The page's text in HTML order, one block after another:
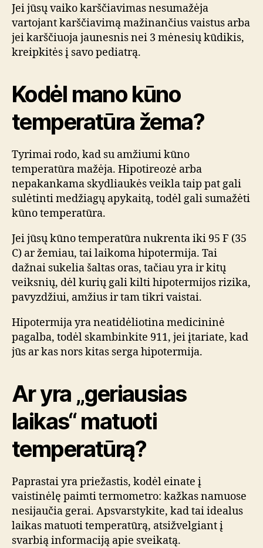
Jei jūsų vaiko karščiavimas nesumažėja
vartojant karščiavimą mažinančius vaistus arba
jei karščiuoja jaunesnis nei 3 mėnesių kūdikis,
kreipkitės į savo pediatrą.
Kodėl mano kūno
temperatūra žema?
Tyrimai rodo, kad su amžiumi kūno
temperatūra mažėja. Hipotireozė arba
nepakankama skydliaukės veikla taip pat gali
sulėtinti medžiagų apykaitą, todėl gali sumažėti
kūno temperatūra.
Jei jūsų kūno temperatūra nukrenta iki 95 F (35
C) ar žemiau, tai laikoma hipotermija. Tai
dažnai sukelia šaltas oras, tačiau yra ir kitų
veiksnių, dėl kurių gali kilti hipotermijos rizika,
pavyzdžiui, amžius ir tam tikri vaistai.
Hipotermija yra neatidėliotina medicininė
pagalba, todėl skambinkite 911, jei įtariate, kad
jūs ar kas nors kitas serga hipotermija.
Ar yra „geriausias
laikas“ matuoti
temperatūrą?
Paprastai yra priežastis, kodėl einate į
vaistinėlę paimti termometro: kažkas namuose
nesijaučia gerai. Apsvarstykite, kad tai idealus
laikas matuoti temperatūrą, atsižvelgiant į
svarbią informaciją apie sveikatą.